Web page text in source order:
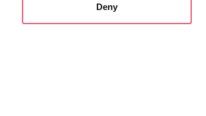
Deny